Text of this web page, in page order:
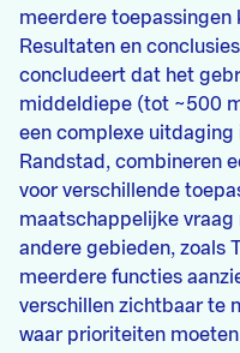
meerdere toepassingen
Resultaten en
concludeert dat het
middeldiepe (tot ~500
een complexe uitdaging
Randstad, combineren
voor verschillende
maatschappelijke
andere gebieden, zoals
meerdere functies
verschillen zichtbaar te
waar prioriteiten